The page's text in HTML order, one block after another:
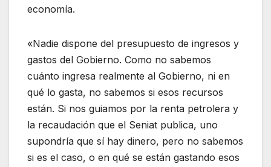
economía.
«Nadie dispone del presupuesto de ingresos y
gastos del Gobierno. Como no sabemos
cuánto ingresa realmente al Gobierno, ni en
qué lo gasta, no sabemos si esos recursos
están. Si nos guiamos por la renta petrolera y
la recaudación que el Seniat publica, uno
supondría que sí hay dinero, pero no sabemos
si es el caso, o en qué se están gastando esos